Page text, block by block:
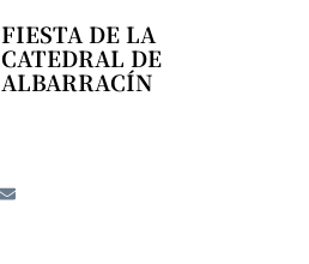
FIESTA DE LA
CATEDRAL DE
ALBARRACÍN